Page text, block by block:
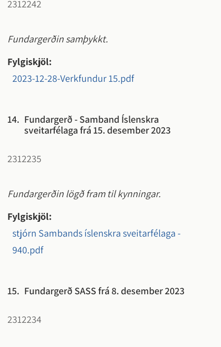
2312242
Fundargerðin samþykkt.
Fylgiskjöl:
2023-12-28-Verkfundur 15.pdf
14. Fundargerð - Samband Íslenskra
sveitarfélaga frá 15. desember 2023
2312235
Fundargerðin lögð fram til kynningar.
Fylgiskjöl:
stjórn Sambands íslenskra sveitarfélaga -
940.pdf
15. Fundargerð SASS frá 8. desember 2023
2312234